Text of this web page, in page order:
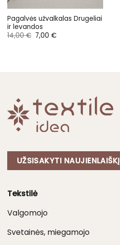
Pagalvės užvalkalas Drugeliai
ir levandos
14,00€ Original
price
7,00 €Current
UŽSISAKYTI NAUJIENLAIŠKĮ
Tekstilė
Valgomojo
Svetainės, miegamojo